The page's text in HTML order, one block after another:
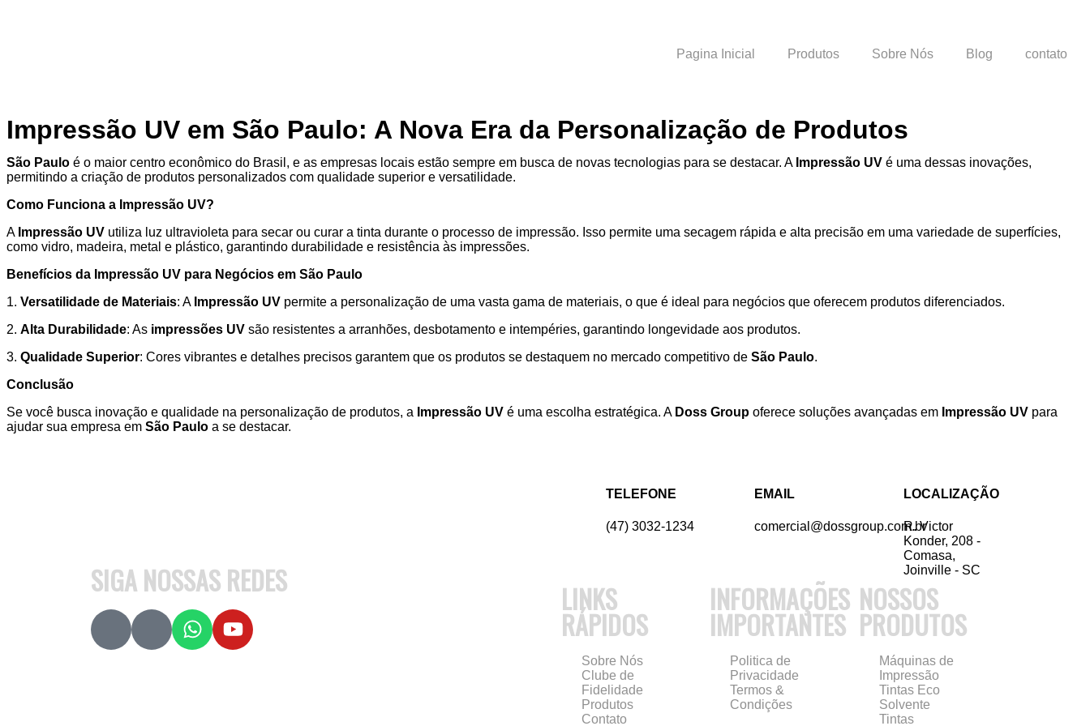
Pagina Inicial Produtos Sobre Nós Blog contato
Impressão UV em São Paulo: A Nova Era da Personalização de Produtos
São Paulo é o maior centro econômico do Brasil, e as empresas locais estão sempre em busca de novas tecnologias para se destacar. A Impressão UV é uma dessas inovações,
permitindo a criação de produtos personalizados com qualidade superior e versatilidade.
Como Funciona a Impressão UV?
A Impressão UV utiliza luz ultravioleta para secar ou curar a tinta durante o processo de impressão. Isso permite uma secagem rápida e alta precisão em uma variedade de superfícies,
como vidro, madeira, metal e plástico, garantindo durabilidade e resistência às impressões.
Benefícios da Impressão UV para Negócios em São Paulo
1. Versatilidade de Materiais: A Impressão UV permite a personalização de uma vasta gama de materiais, o que é ideal para negócios que oferecem produtos diferenciados.
2. Alta Durabilidade: As impressões UV são resistentes a arranhões, desbotamento e intempéries, garantindo longevidade aos produtos.
3. Qualidade Superior: Cores vibrantes e detalhes precisos garantem que os produtos se destaquem no mercado competitivo de São Paulo.
Conclusão
Se você busca inovação e qualidade na personalização de produtos, a Impressão UV é uma escolha estratégica. A Doss Group oferece soluções avançadas em Impressão UV para
ajudar sua empresa em São Paulo a se destacar.
SIGA NOSSAS REDES
TELEFONE
(47) 3032-1234
EMAIL
comercial@dossgroup.com.br
LOCALIZAÇÃO
R. Victor
Konder, 208 -
Comasa,
Joinville - SC
LINKS
RÁPIDOS
Sobre Nós
Clube de
Fidelidade
Produtos
Contato
INFORMAÇÕES
IMPORTANTES
Politica de
Privacidade
Termos &
Condições
NOSSOS
PRODUTOS
Máquinas de
Impressão
Tintas Eco
Solvente
Tintas